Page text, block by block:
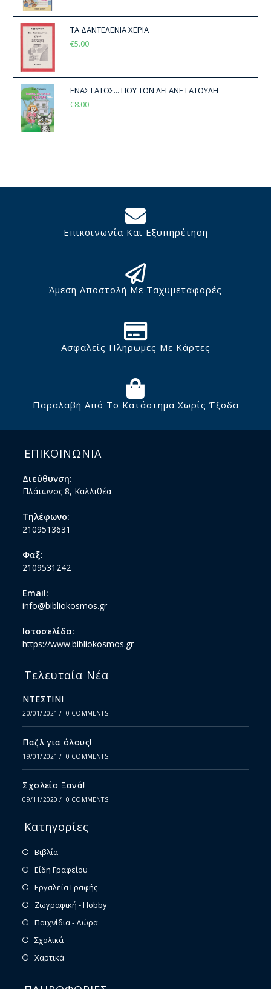
ΤΑ ΔΑΝΤΕΛΕΝΙΑ ΧΕΡΙΑ
€5.00
ΕΝΑΣ ΓΑΤΟΣ... ΠΟΥ ΤΟΝ ΛΕΓΑΝΕ ΓΑΤΟΥΛΗ
€8.00
Επικοινωνία Και Εξυπηρέτηση
Άμεση Αποστολή Με Ταχυμεταφορές
Ασφαλείς Πληρωμές Με Κάρτες
Παραλαβή Από Το Κατάστημα Χωρίς Έξοδα
ΕΠΙΚΟΙΝΩΝΙΑ
Διεύθυνση:
Πλάτωνος 8, Καλλιθέα
Τηλέφωνο:
2109513631
Φαξ:
2109531242
Email:
info@bibliokosmos.gr
Ιστοσελίδα:
https://www.bibliokosmos.gr
Τελευταία Νέα
ΝΤΕΣΤΙΝΙ
20/01/2021 / 0 COMMENTS
Παζλ για όλους!
19/01/2021 / 0 COMMENTS
Σχολείο Ξανά!
09/11/2020 / 0 COMMENTS
Κατηγορίες
Βιβλία
Είδη Γραφείου
Εργαλεία Γραφής
Ζωγραφική - Hobby
Παιχνίδια - Δώρα
Σχολικά
Χαρτικά